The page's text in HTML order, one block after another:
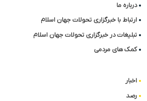
درباره ما
ارتباط با خبرگزاری تحولات جهان اسلام
تبلیغات در خبرگزاری تحولات جهان اسلام
کمک های مردمی
اخبار
رصد